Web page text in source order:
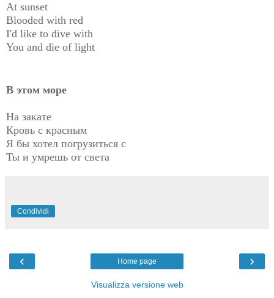
At sunset
Blooded with red
I'd like to dive with
You and die of light
В этом море
На закате
Кровь с красным
Я бы хотел погрузиться с
Ты и умрешь от света
Condividi
‹ ›
Home page
Visualizza versione web